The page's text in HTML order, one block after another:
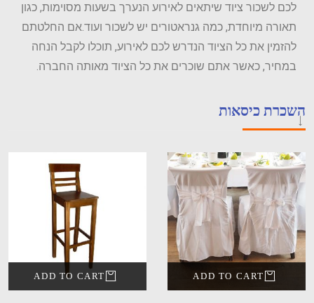
לכם לשכור ציוד שיתאים לאירוע הנערך בשעות מסוימות, כגון
תאורה מיוחדת, כמה גנראטורים יש לשכור ועוד.אם החלטתם
להזמין את כל הציוד הנדרש לכם לאירוע, תוכלו לקבל הנחה
במחיר, כאשר אתם שוכרים את כל הציוד מאותה החברה.
השכרת כיסאות
ADD TO CART
ADD TO CART